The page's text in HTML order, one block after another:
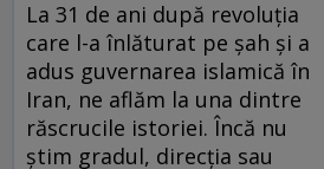
La 31 de ani după revoluţia
care l-a înlăturat pe şah şi a
adus guvernarea islamică în
Iran, ne aflăm la una dintre
răscrucile istoriei. Încă nu
ştim gradul, direcţia sau